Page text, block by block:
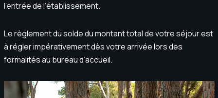
l’entrée de l’établissement.
Le règlement du solde du montant total de votre séjour est
à régler impérativement dès votre arrivée lors des
formalités au bureau d’accueil.